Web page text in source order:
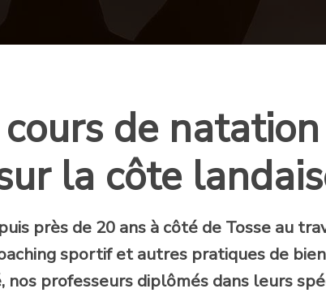
de
la côte
près de 20 ans à côté de Tosse au
sportif et autres pratiques de
professeurs diplômés dans leurs